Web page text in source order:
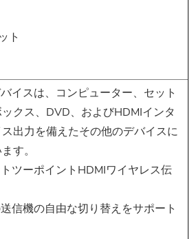
ト
イスは、コンピューター、セット
ックス、DVD、およびHDMIインタ
出力を備えたその他のデバイスに
す。
ツーポイントHDMIワイヤレス伝
信機の自由な切り替えをサポート